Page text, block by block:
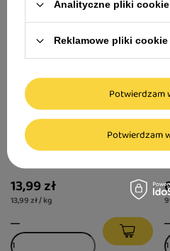
Pokarm dla chomika Vitapol
Karmeo 1000g
13,99 zł
13,99 zł / kg
Analityczne pliki cookie
Reklamowe pliki cookie
Potwierdzam
Potwierdzam